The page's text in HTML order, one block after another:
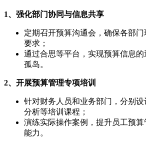
1、强化部门协同与信息共享
定期召开预算沟通会，确保各部
要求；
通过合思等平台，实现预算信息
孤岛。
2、开展预算管理专项培训
针对财务人员和业务部门，分别设
分析等培训课程；
演练实际操作案例，提升员工预
能力。